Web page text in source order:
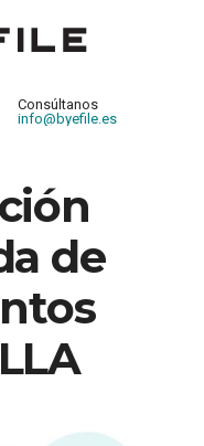
Consúltanos
info@byefile.es
de